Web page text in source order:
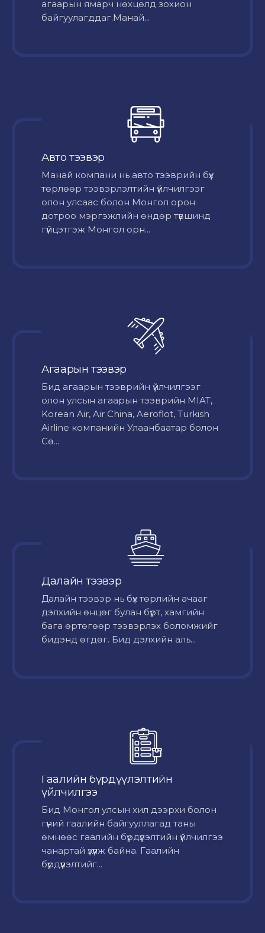
агаарын ямарч нөхцөлд зохион
байгуулагддаг.Манай...
Авто тээвэр
Mанай компани нь авто тээврийн бүх
төрлөөр тээвэрлэлтийн үйлчилгээг
олон улсаас болон Монгол орон
дотроо мэргэжлийн өндөр түвшинд
гүйцэтгэж Монгол орн...
Агаарын тээвэр
Бид агаарын тээврийн үйлчилгээг
олон улсын агаарын тээврийн MIAT,
Korean Air, Air China, Aeroflot, Turkish
Airline компанийн Улаанбаатар болон
Сө...
Далайн тээвэр
Далайн тээвэр нь бүх төрлийн ачааг
дэлхийн өнцөг булан бүрт, хамгийн
бага өртөгөөр тээвэрлэх боломжийг
бидэнд өгдөг. Бид дэлхийн аль...
Гаалийн бүрдүүлэлтийн
үйлчилгээ
Бид Монгол улсын хил дээрхи болон
гүний гаалийн байгууллагад таны
өмнөөс гаалийн бүрдүүлэлтийн үйлчилгээ
чанартай үзүүлж байна. Гаалийн
бүрдүүлэлтийг...